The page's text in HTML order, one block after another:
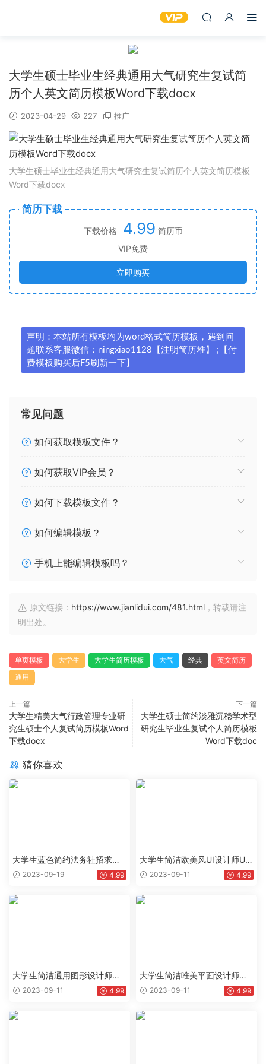
大学生硕士毕业生经典通用大气研究生复试简
历个人英文简历模板Word下载docx
2023-04-29 227 推广
大学生硕士毕业生经典通用大气研究生复试简历个人英文简历模板
Word下载docx
简历下载
下载价格 4.99 简历币
VIP免费
立即购买
声明：本站所有模板均为word格式简历模板，遇到问
题联系客服微信：ningxiao1128【注明简历堆】 ;【付
费模板购买后F5刷新一下】
常见问题
如何获取模板文件？
如何获取VIP会员？
如何下载模板文件？
如何编辑模板？
手机上能编辑模板吗？
原文链接： https://www.jianlidui.com/481.html ，转载请注
明出处。
单页模板 大学生 大学生简历模板 大气 经典
英文简历
通用
上一篇
大学生精美大气行政管理专业研
究生硕士个人复试简历模板Word
下载docx
下一篇
大学生硕士简约淡雅沉稳学术型
研究生毕业生复试个人简历模板
Word下载doc
猜你喜欢
大学生蓝色简约法务社招求职
word简历下载doc
2023-09-19 4.99
大学生简洁欧美风UI设计师UX
设计师个人英文简历Word模板
2023-09-11 4.99
大学生简洁通用图形设计师个
人英文简历Word模板下载doc
2023-09-11 4.99
大学生简洁唯美平面设计师个
人英文版简历Word模板下载do
2023-09-11 4.99